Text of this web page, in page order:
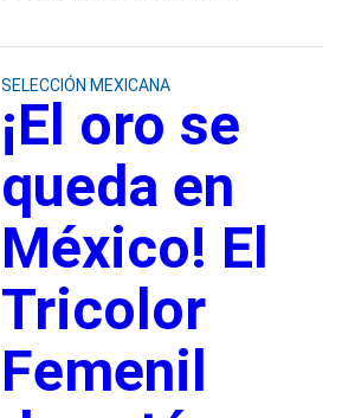
SELECCIÓN MEXICANA
¡El oro se
queda en
México! El
Tricolor
Femenil